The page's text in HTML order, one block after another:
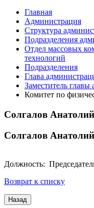
Главная
Администрация
Структура
Подразделения
Отдел массовых
технологий
Подразделения
Глава
Заместитель
Комитет по
Солгалов
Солгалов
Должность:
Возврат к списку